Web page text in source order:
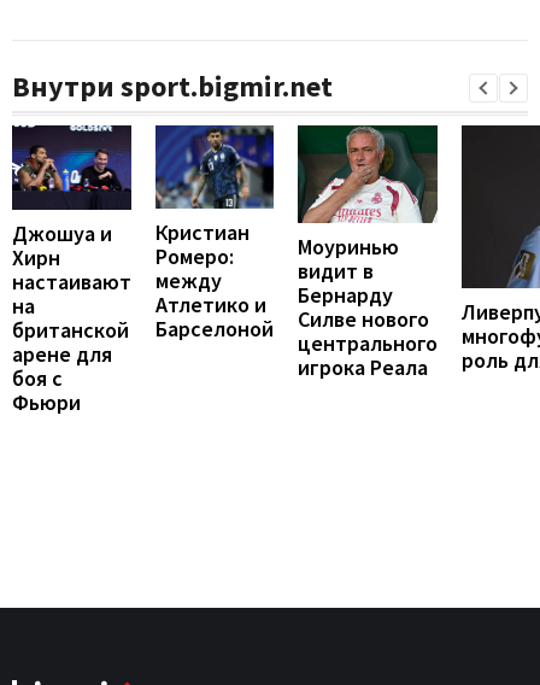
Внутри sport.bigmir.net
Джошуа и
Хирн
настаивают
на
британской
арене для
боя с
Фьюри
Кристиан
Ромеро:
между
Атлетико и
Барселоной
Моуринью
видит в
Бернарду
Силве нового
центрального
игрока Реала
роль